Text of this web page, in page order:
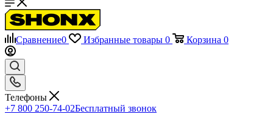
Сравнение0 Избранные товары 0 Корзина 0
Телефоны
+7 800 250-74-02Бесплатный звонок